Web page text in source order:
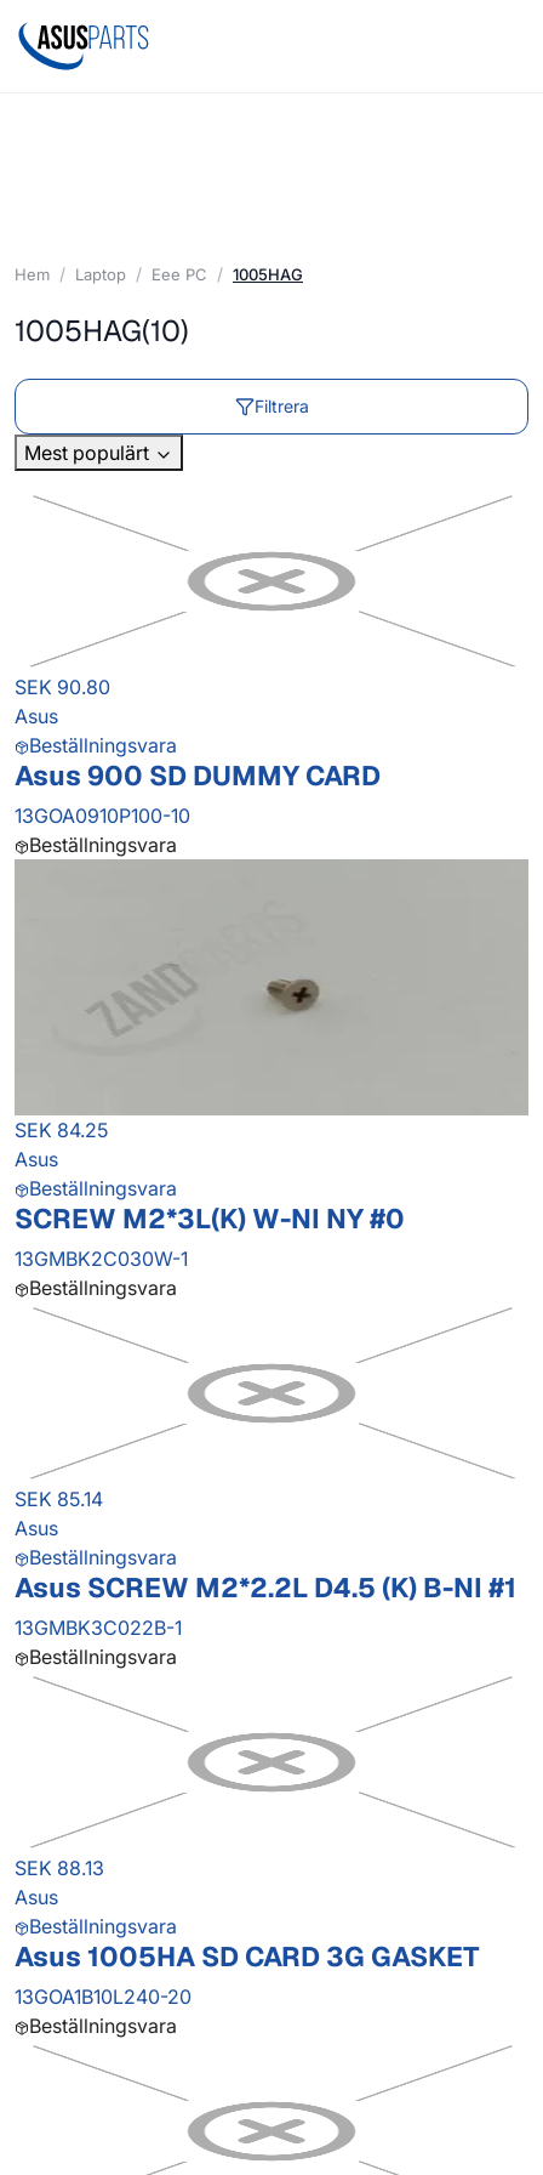
Hem Laptop Eee PC 1005HAG
1005HAG(10)
Filtrera
Mest populärt
SEK 90.80
Asus
Beställningsvara
Asus 900 SD DUMMY CARD
13GOA0910P100-10
Beställningsvara
SEK 84.25
Asus
Beställningsvara
SCREW M2*3L(K) W-NI NY #0
13GMBK2C030W-1
Beställningsvara
SEK 85.14
Asus
Beställningsvara
Asus SCREW M2*2.2L D4.5 (K) B-NI #1
13GMBK3C022B-1
Beställningsvara
SEK 88.13
Asus
Beställningsvara
Asus 1005HA SD CARD 3G GASKET
13GOA1B10L240-20
Beställningsvara